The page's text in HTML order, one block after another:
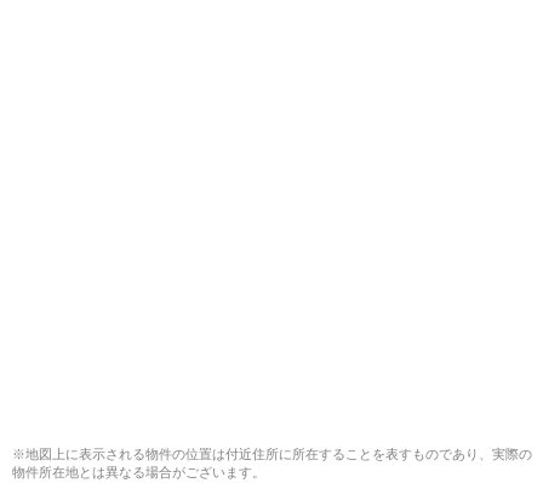
※地図上に表示される物件の位置は付近住所に所在することを表すものであり、実際の
物件所在地とは異なる場合がございます。